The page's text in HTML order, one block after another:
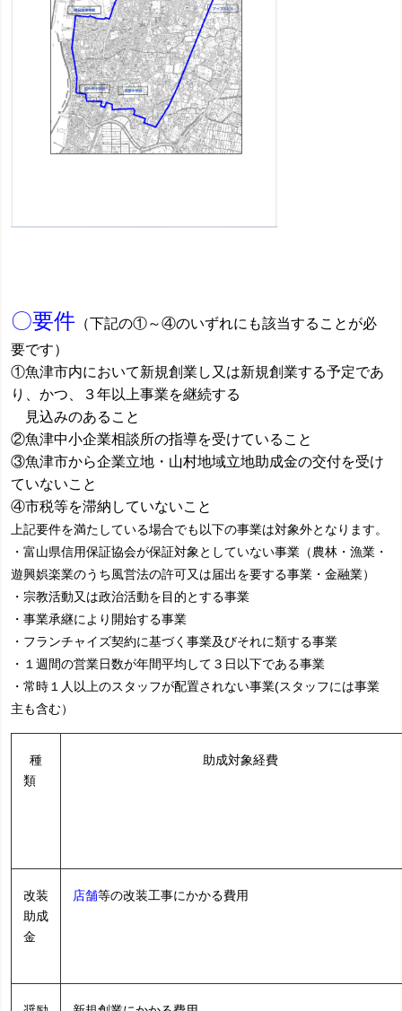
〇要件 （下記の①～④のいずれにも該当することが必
要です）
①魚津市内において新規創業し又は新規創業する予定であ
り、かつ、３年以上事業を継続する
見込みのあること
②魚津中小企業相談所の指導を受けていること
③魚津市から企業立地・山村地域立地助成金の交付を受け
ていないこと
④市税等を滞納していないこと
上記要件を満たしている場合でも以下の事業は対象外となります。
・富山県信用保証協会が保証対象としていない事業（農林・漁業・
遊興娯楽業のうち風営法の許可又は届出を要する事業・金融業）
・宗教活動又は政治活動を目的とする事業
・事業承継により開始する事業
・フランチャイズ契約に基づく事業及びそれに類する事業
・１週間の営業日数が年間平均して３日以下である事業
・常時１人以上のスタッフが配置されない事業(スタッフには事業
主も含む）
種
類
助成対象経費
改装
助成
金
店舗等の改装工事にかかる費用